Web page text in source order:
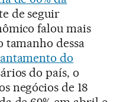
de seguir
falou mais
tamanho dessa
do
do país, o
negócios de 18